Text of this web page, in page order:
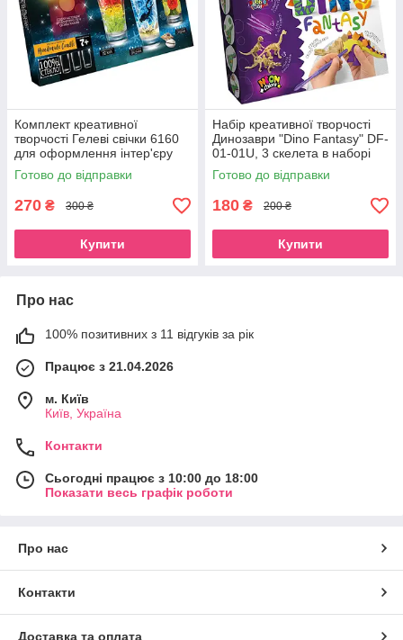
Комплект креативної
творчості Гелеві свічки 6160
для оформлення інтер'єру
GS-02-01
Готово до відправки
270 ₴ 300 ₴
Купити
Набір креативної творчості
Динозаври "Dino Fantasy" DF-
01-01U, 3 скелета в наборі
Диметродон
Готово до відправки
180 ₴ 200 ₴
Купити
Про нас
100% позитивних з 11 відгуків за рік
Працює з 21.04.2026
м. Київ
Київ, Україна
Контакти
Сьогодні працює з 10:00 до 18:00
Показати весь графік роботи
Про нас
Контакти
Доставка та оплата